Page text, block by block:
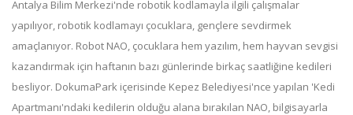
Antalya Bilim Merkezi'nde robotik kodlamayla ilgili çalışmalar
yapılıyor, robotik kodlamayı çocuklara, gençlere sevdirmek
amaçlanıyor. Robot NAO, çocuklara hem yazılım, hem hayvan sevgisi
kazandırmak için haftanın bazı günlerinde birkaç saatliğine kedileri
besliyor. DokumaPark içerisinde Kepez Belediyesi'nce yapılan 'Kedi
Apartmanı'ndaki kedilerin olduğu alana bırakılan NAO, bilgisayarla